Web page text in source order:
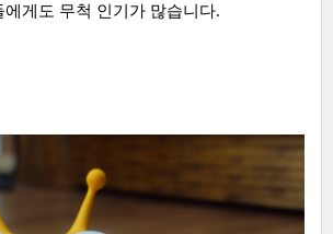
에게도 무척 인기가 많습니다.